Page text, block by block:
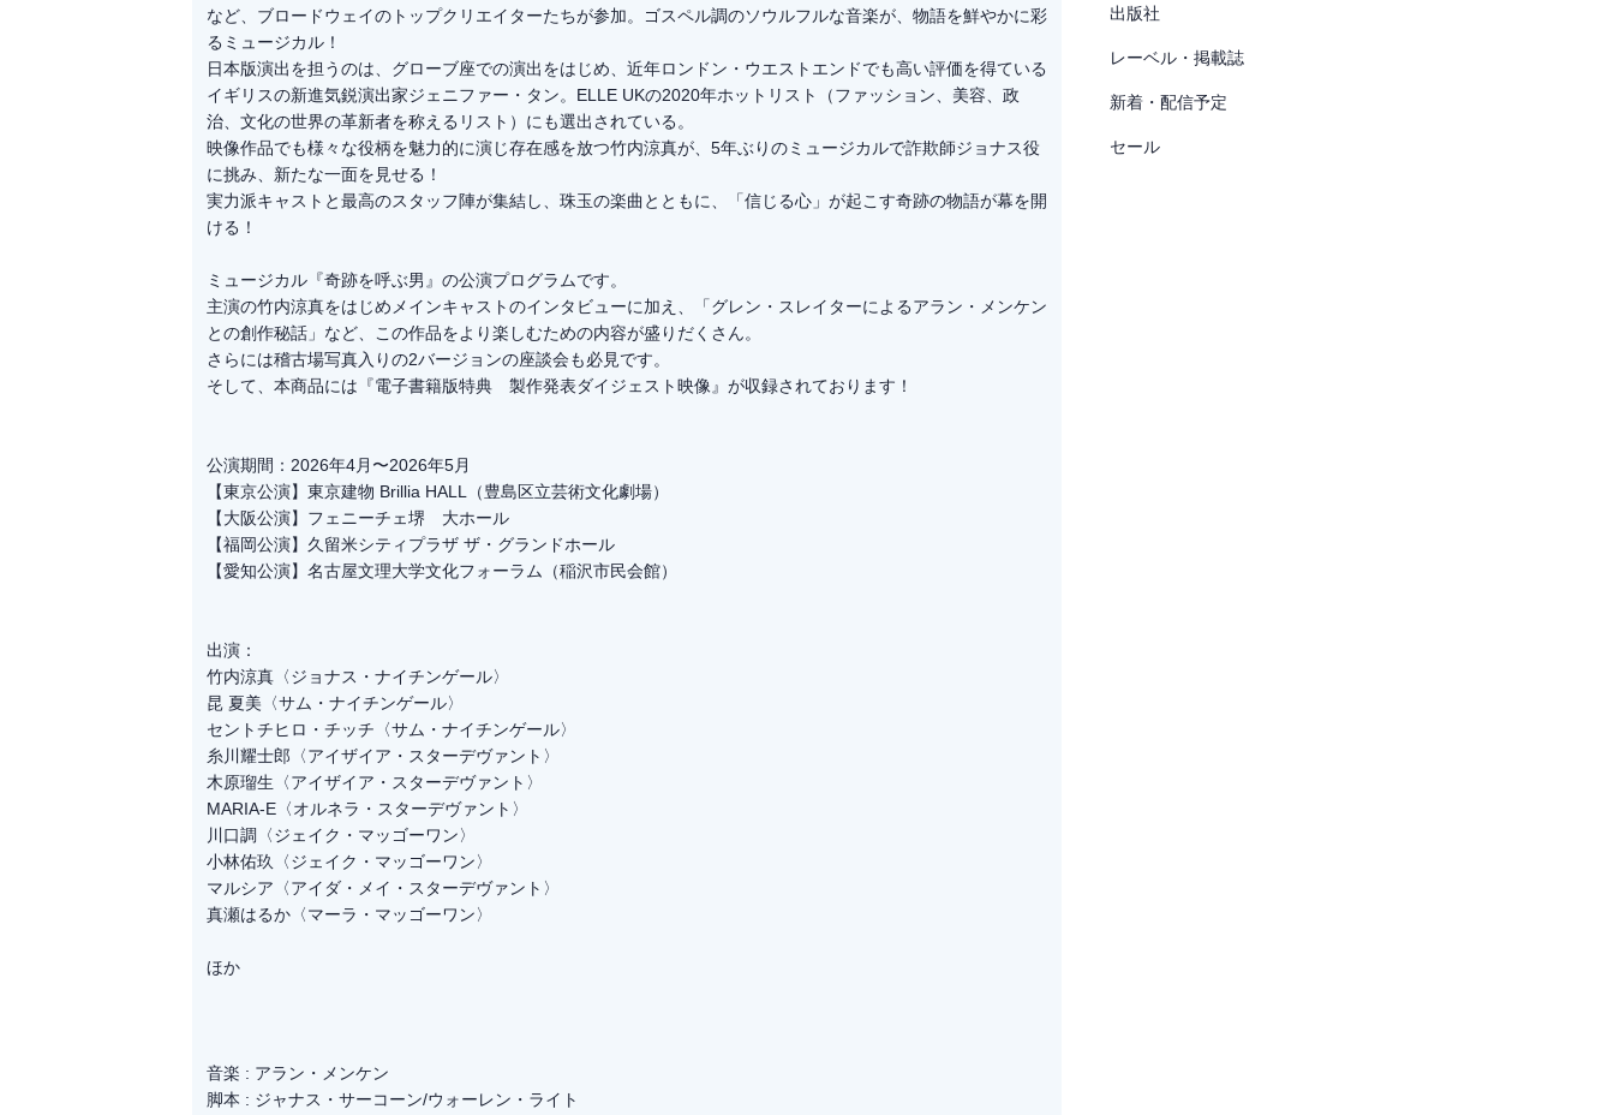
など、ブロードウェイのトップクリエイターたちが参加。ゴスペル調のソウルフルな音楽が、物語を鮮やかに彩
るミュージカル！
日本版演出を担うのは、グローブ座での演出をはじめ、近年ロンドン・ウエストエンドでも高い評価を得ている
イギリスの新進気鋭演出家ジェニファー・タン。ELLE UKの2020年ホットリスト（ファッション、美容、政
治、文化の世界の革新者を称えるリスト）にも選出されている。
映像作品でも様々な役柄を魅力的に演じ存在感を放つ竹内涼真が、5年ぶりのミュージカルで詐欺師ジョナス役
に挑み、新たな一面を見せる！
実力派キャストと最高のスタッフ陣が集結し、珠玉の楽曲とともに、「信じる心」が起こす奇跡の物語が幕を開
ける！
ミュージカル『奇跡を呼ぶ男』の公演プログラムです。
主演の竹内涼真をはじめメインキャストのインタビューに加え、「グレン・スレイターによるアラン・メンケン
との創作秘話」など、この作品をより楽しむための内容が盛りだくさん。
さらには稽古場写真入りの2バージョンの座談会も必見です。
そして、本商品には『電子書籍版特典 製作発表ダイジェスト映像』が収録されております！
公演期間：2026年4月〜2026年5月
【東京公演】東京建物 Brillia HALL（豊島区立芸術文化劇場）
【大阪公演】フェニーチェ堺 大ホール
【福岡公演】久留米シティプラザ ザ・グランドホール
【愛知公演】名古屋文理大学文化フォーラム（稲沢市民会館）
出演：
竹内涼真〈ジョナス・ナイチンゲール〉
昆 夏美〈サム・ナイチンゲール〉
セントチヒロ・チッチ〈サム・ナイチンゲール〉
糸川耀士郎〈アイザイア・スターデヴァント〉
木原瑠生〈アイザイア・スターデヴァント〉
MARIA-E〈オルネラ・スターデヴァント〉
川口調〈ジェイク・マッゴーワン〉
小林佑玖〈ジェイク・マッゴーワン〉
マルシア〈アイダ・メイ・スターデヴァント〉
真瀬はるか〈マーラ・マッゴーワン〉
ほか
音楽 : アラン・メンケン
脚本 : ジャナス・サーコーン/ウォーレン・ライト
出版社
レーベル・掲載誌
新着・配信予定
セール